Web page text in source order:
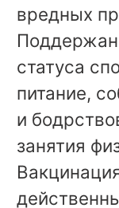
вредных
статуса
питание,
и
занятия